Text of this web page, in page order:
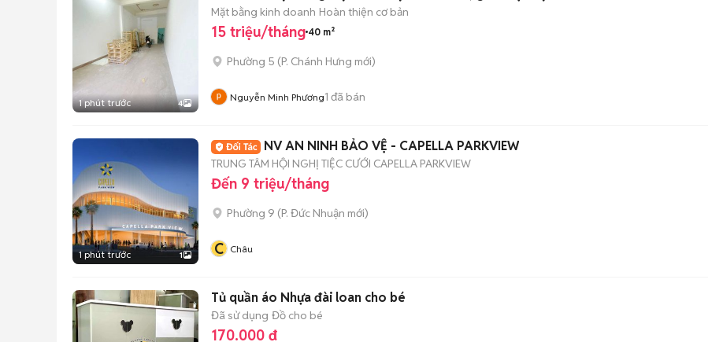
1 phút trước 4
Mặt bằng kinh doanh Hoàn thiện cơ bản
15 triệu/tháng 40 m²
Phường 5 (P. Chánh Hưng mới)
Nguyễn Minh Phương1 đã bán
1 phút trước 1
NV AN NINH BẢO VỆ - CAPELLA PARKVIEW
TRUNG TÂM HỘI NGHỊ TIỆC CƯỚI CAPELLA PARKVIEW
Đến 9 triệu/tháng
Phường 9 (P. Đức Nhuận mới)
C Châu
Tủ quần áo Nhựa đài loan cho bé
Đã sử dụng Đồ cho bé
170.000 đ